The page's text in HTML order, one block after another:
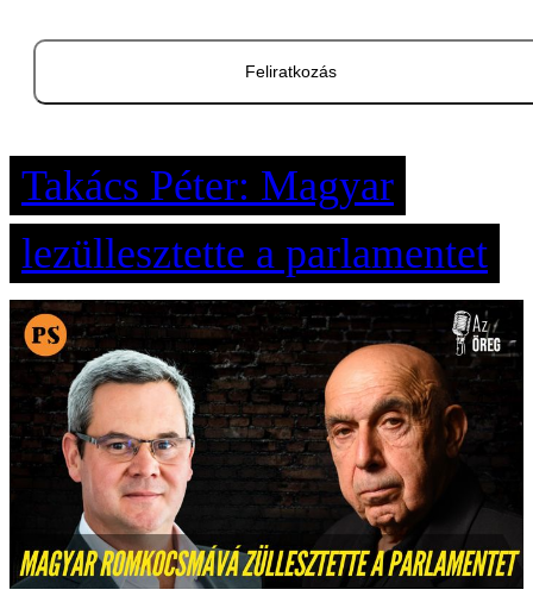
Feliratkozás
Takács Péter: Magyar
lezüllesztette a parlamentet